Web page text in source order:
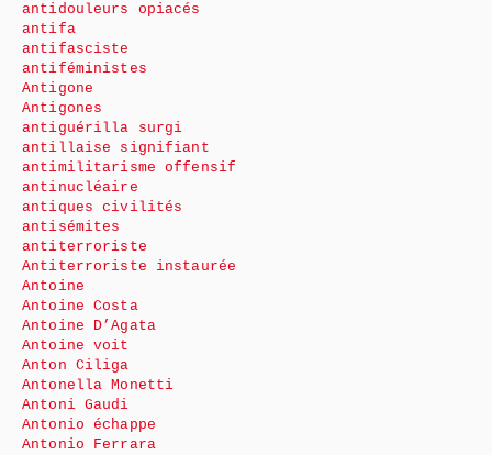
antidouleurs opiacés
antifa
antifasciste
antiféministes
Antigone
Antigones
antiguérilla surgi
antillaise signifiant
antimilitarisme offensif
antinucléaire
antiques civilités
antisémites
antiterroriste
Antiterroriste instaurée
Antoine
Antoine Costa
Antoine D’Agata
Antoine voit
Anton Ciliga
Antonella Monetti
Antoni Gaudi
Antonio échappe
Antonio Ferrara